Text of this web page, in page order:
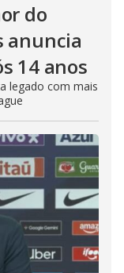
do
anuncia
14 anos
legado com mais